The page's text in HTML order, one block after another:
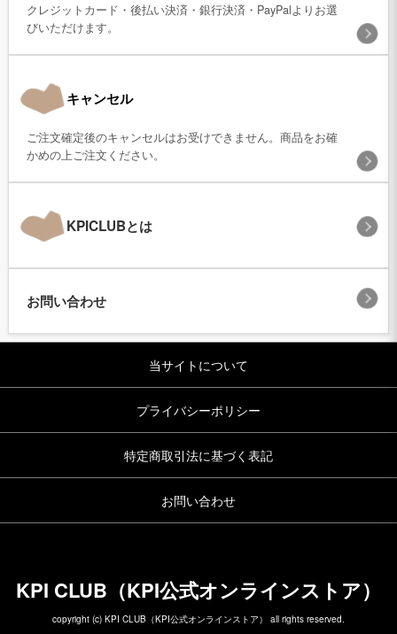
クレジットカード・後払い決済・銀行決済・PayPalよりお選
びいただけます。
キャンセル
ご注文確定後のキャンセルはお受けできません。商品をお確
かめの上ご注文ください。
KPICLUBとは
お問い合わせ
当サイトについて
プライバシーポリシー
特定商取引法に基づく表記
お問い合わせ
KPI CLUB（KPI公式オンラインストア）
copyright (c) KPI CLUB（KPI公式オンラインストア） all rights reserved.